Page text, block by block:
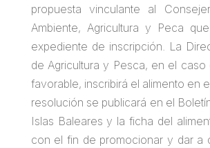
propuesta vinculante al
Ambiente, Agricultura y Peca
expediente de inscripción. La
de Agricultura y Pesca, en el caso
favorable, inscribirá el alimento en
resolución se publicará en el
Islas Baleares y la ficha del
con el fin de promocionar y dar a